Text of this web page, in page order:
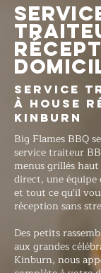
Service
à House
Kinburn
Big Flames BBQ
service traiteur
menus grillés
direct, une
et tout ce qu'il
réception sans
Des petits
aux grandes
Kinburn, nous